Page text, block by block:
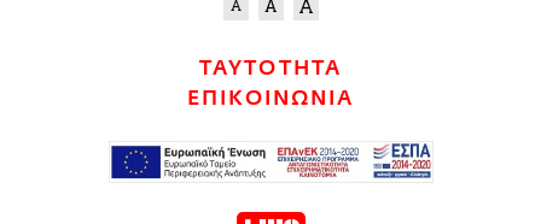
ΤΑΥΤΟΤΗΤΑ
ΕΠΙΚΟΙΝΩΝΙΑ